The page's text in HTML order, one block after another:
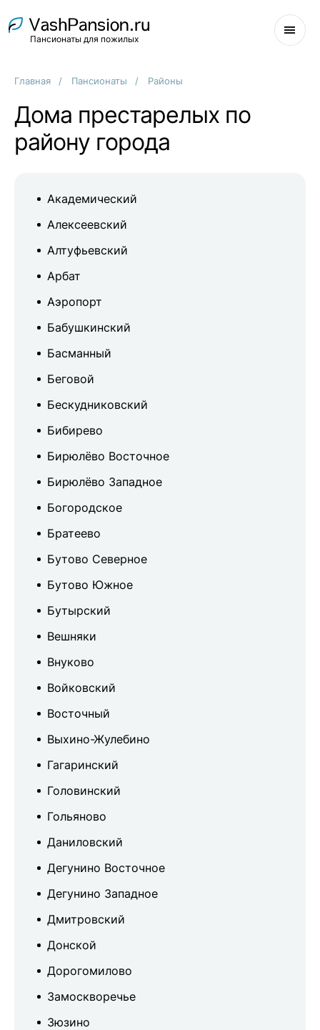
Пансионаты для пожилых
Главная Пансионаты Районы
Дома престарелых по
району города
Академический
Алексеевский
Алтуфьевский
Арбат
Аэропорт
Бабушкинский
Басманный
Беговой
Бескудниковский
Бибирево
Бирюлёво Восточное
Бирюлёво Западное
Богородское
Братеево
Бутово Северное
Бутово Южное
Бутырский
Вешняки
Внуково
Войковский
Восточный
Выхино-Жулебино
Гагаринский
Головинский
Гольяново
Даниловский
Дегунино Восточное
Дегунино Западное
Дмитровский
Донской
Дорогомилово
Замоскворечье
Зюзино